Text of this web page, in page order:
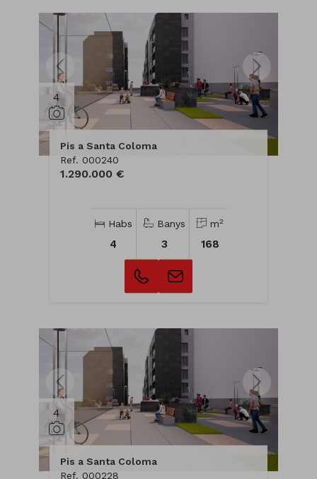
4
Pis a Santa Coloma
Ref. 000240
1.290.000 €
Habs
4
Banys
3
m2
168
4
Pis a Santa Coloma
Ref. 000228